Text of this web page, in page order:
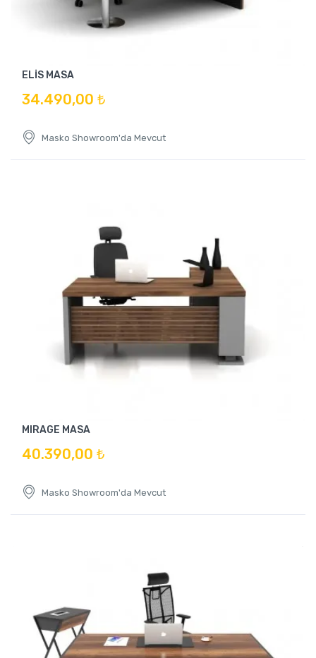
ELİS MASA
34.490,00 ₺
Masko Showroom'da Mevcut
MIRAGE MASA
40.390,00 ₺
Masko Showroom'da Mevcut